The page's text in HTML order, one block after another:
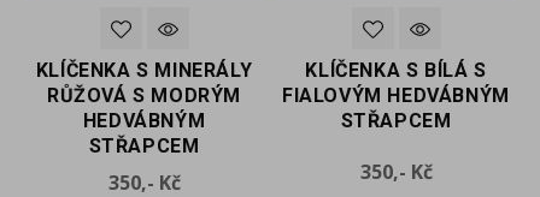
KLÍČENKA S MINERÁLY
RŮŽOVÁ S MODRÝM
HEDVÁBNÝM
STŘAPCEM
350,- KčCena
KLÍČENKA S BÍLÁ S
FIALOVÝM HEDVÁBNÝM
STŘAPCEM
350,- KčCena